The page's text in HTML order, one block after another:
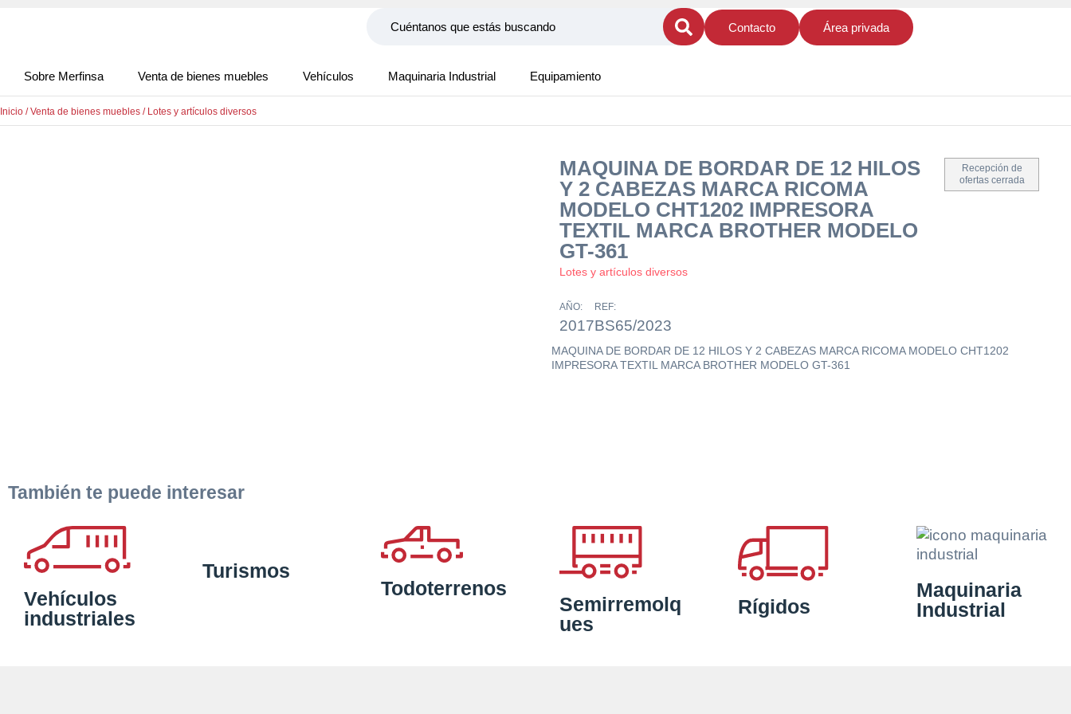
Contacto Área privada
Sobre Merfinsa Venta de bienes muebles Vehículos Maquinaria Industrial Equipamiento
Inicio /Venta de bienes muebles / Lotes y artículos diversos
MAQUINA DE BORDAR DE 12 HILOS
Y 2 CABEZAS MARCA RICOMA
MODELO CHT1202 IMPRESORA
TEXTIL MARCA BROTHER MODELO
GT-361
Lotes y artículos diversos
Recepción de
ofertas cerrada
AÑO:
2017
REF:
BS65/2023
MAQUINA DE BORDAR DE 12 HILOS Y 2 CABEZAS MARCA RICOMA MODELO CHT1202
IMPRESORA TEXTIL MARCA BROTHER MODELO GT-361
También te puede interesar
Vehículos
industriales
Turismos
Todoterrenos
Semirremolq
ues
Rígidos
Maquinaria
Industrial